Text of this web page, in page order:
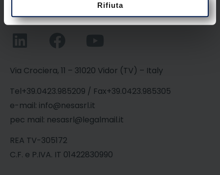
Rifiuta
Via Crociera, 11 – 31020 Vidor (TV) – Italy
Tel+39.0423.985209 / Fax+39.0423.985305
e-mail: info@nesasrl.it
pec mail: nesasrl@legalmail.it
REA TV-305172
C.F. e P.IVA. IT 01422830990